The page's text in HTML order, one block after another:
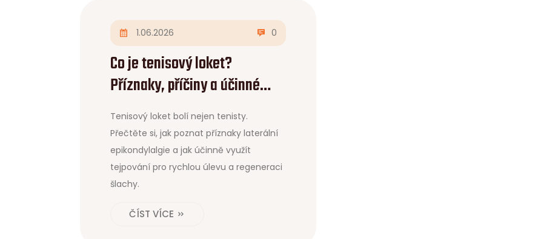
1.06.2026 0
Co je tenisový loket?
Příznaky, příčiny a účinné
řešení tejpováním
Tenisový loket bolí nejen tenisty.
Přečtěte si, jak poznat příznaky laterální
epikondylalgie a jak účinně využít
tejpování pro rychlou úlevu a regeneraci
šlachy.
ČÍST VÍCE